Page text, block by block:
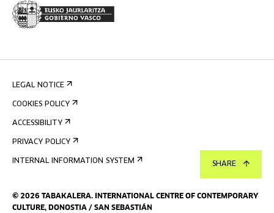
SHARE
© 2026 TABAKALERA.
INTERNATIONAL CENTRE OF CONTEMPORARY
CULTURE, DONOSTIA / SAN SEBASTIÁN
LEGAL NOTICE
COOKIES POLICY
ACCESSIBILITY
PRIVACY POLICY
INTERNAL INFORMATION SYSTEM